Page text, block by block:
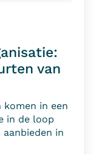
van
in een
in de loop
in